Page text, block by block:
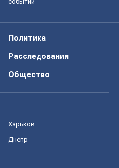
событий
Политика
Расследования
Общество
Харьков
Днепр